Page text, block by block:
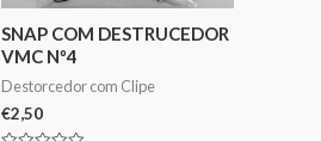
SNAP COM DESTRUCEDOR
VMC Nº4
Destorcedor com Clipe
€2,50